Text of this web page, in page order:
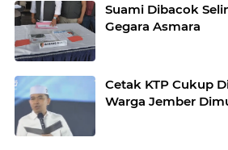
Suami Dibacok
Gegara Asmara
Cetak KTP Cukup
Warga Jember